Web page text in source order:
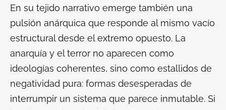
En su tejido narrativo emerge también una
pulsión anárquica que responde al mismo vacío
estructural desde el extremo opuesto. La
anarquía y el terror no aparecen como
ideologías coherentes, sino como estallidos de
negatividad pura: formas desesperadas de
interrumpir un sistema que parece inmutable. Si